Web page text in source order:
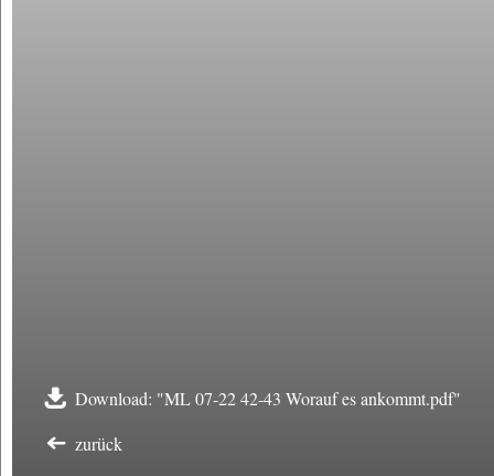
Download: "ML 07-22 42-43 Worauf es ankommt.pdf"
zurück